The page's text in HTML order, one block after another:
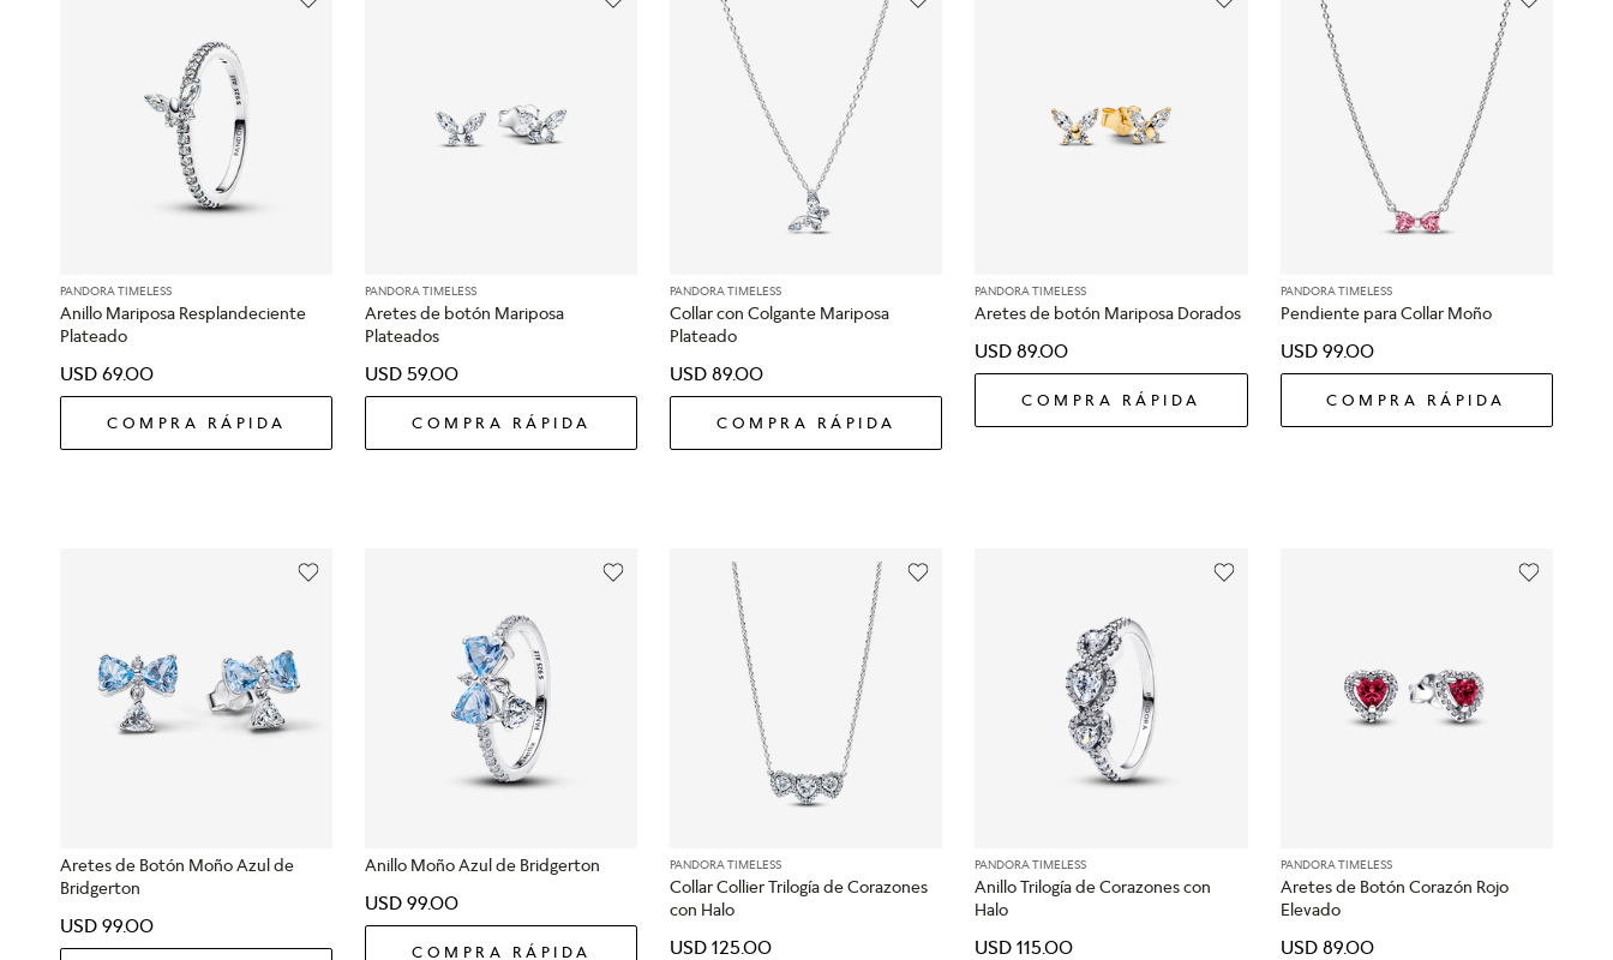
PANDORA TIMELESS
Anillo Mariposa Resplandeciente
Plateado
USD 69.00
COMPRA RÁPIDA
PANDORA TIMELESS
Aretes de botón Mariposa
Plateados
USD 59.00
COMPRA RÁPIDA
PANDORA TIMELESS
Collar con Colgante Mariposa
Plateado
USD 89.00
COMPRA RÁPIDA
PANDORA TIMELESS
Aretes de botón Mariposa Dorados
USD 89.00
COMPRA RÁPIDA
PANDORA TIMELESS
Pendiente para Collar Moño
USD 99.00
COMPRA RÁPIDA
Aretes de Botón Moño Azul de
Bridgerton
USD 99.00
Anillo Moño Azul de Bridgerton
USD 99.00
COMPRA RÁPIDA
PANDORA TIMELESS
Collar Collier Trilogía de Corazones
con Halo
USD 125.00
PANDORA TIMELESS
Anillo Trilogía de Corazones con
Halo
USD 115.00
PANDORA TIMELESS
Aretes de Botón Corazón Rojo
Elevado
USD 89.00